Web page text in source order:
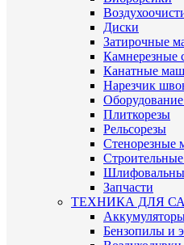
Диски
Затирочные
Камнерезные
Канатные
Нарезчик
Плиткорезы
Рельсорезы
Стенорезные
Запчасти
ТЕХНИКА ДЛЯ
Бензопилы и